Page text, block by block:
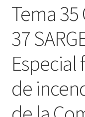
Tema 35
37
Especial
de